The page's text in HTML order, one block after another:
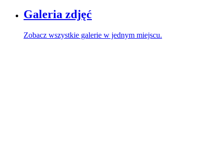
Galeria zdjęć
Zobacz wszystkie galerie w jednym miejscu.